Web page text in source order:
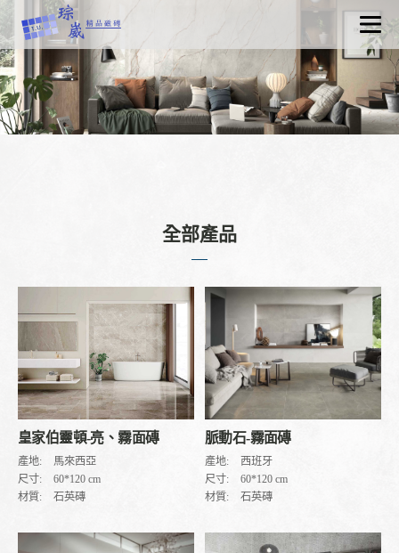
關於琮崴
最新消息
產品資訊
認識磁磚
全部產品
皇家伯靈頓-亮、霧面磚
產地:
馬來西亞
尺寸:
60*120 cm
材質:
石英磚
脈動石-霧面磚
產地:
西班牙
尺寸:
60*120 cm
材質:
石英磚